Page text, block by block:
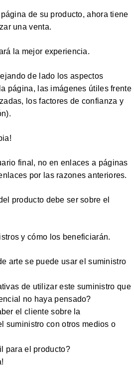
de su producto, ahora tiene
una venta.
la mejor experiencia.
de lado los aspectos
página, las imágenes útiles frente
los factores de confianza y
final, no en enlaces a páginas
por las razones anteriores.
producto debe ser sobre el
y cómo los beneficiarán.
arte se puede usar el suministro
de utilizar este suministro que
no haya pensado?
el cliente sobre la
suministro con otros medios o
para el producto?